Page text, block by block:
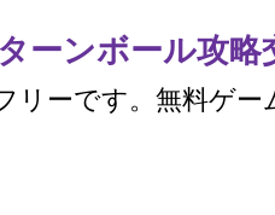
ーンボール攻
リーです。無料ゲー